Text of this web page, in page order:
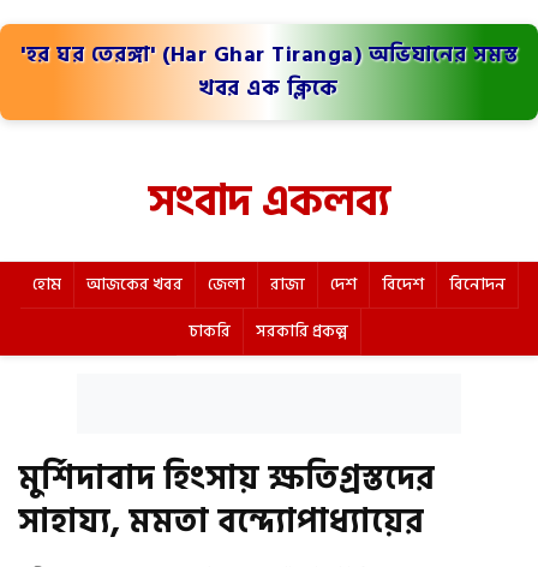
'হর ঘর তেরঙ্গা' (Har Ghar Tiranga) অভিযানের সমস্ত
খবর এক ক্লিকে
সংবাদ একলব্য
হোম আজকের খবর জেলা রাজ্য দেশ বিদেশ
বিনোদন
চাকরি
সরকারি প্রকল্প
মুর্শিদাবাদ হিংসায় ক্ষতিগ্রস্তদের
সাহায্য, মমতা বন্দ্যোপাধ্যায়ের